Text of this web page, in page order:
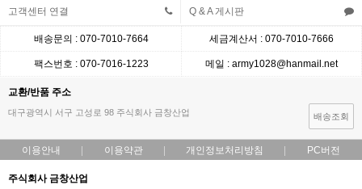
고객센터 연결 Q & A 게시판
배송문의 : 070-7010-7664 세금계산서 : 070-7010-7666
팩스번호 : 070-7016-1223 메일 : army1028@hanmail.net
교환/반품 주소
대구광역시 서구 고성로 98 주식회사 금창산업 배송조회
이용안내 이용약관 개인정보처리방침 PC버전
주식회사 금창산업